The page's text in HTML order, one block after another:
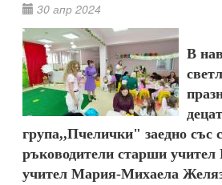
30 апр 2024
В
група,,Пчелички" заедно със
ръководители старши
учител Мария-Михаела